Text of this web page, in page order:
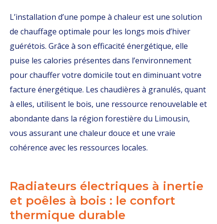
L’installation d’une pompe à chaleur est une solution
de chauffage optimale pour les longs mois d’hiver
guérétois. Grâce à son efficacité énergétique, elle
puise les calories présentes dans l’environnement
pour chauffer votre domicile tout en diminuant votre
facture énergétique. Les chaudières à granulés, quant
à elles, utilisent le bois, une ressource renouvelable et
abondante dans la région forestière du Limousin,
vous assurant une chaleur douce et une vraie
cohérence avec les ressources locales.
Radiateurs électriques à inertie
et poêles à bois : le confort
thermique durable